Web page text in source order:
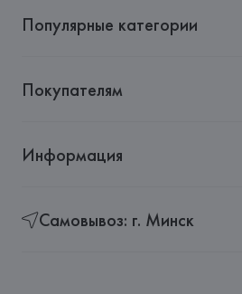
Популярные категории
Покупателям
Информация
Самовывоз: г. Минск